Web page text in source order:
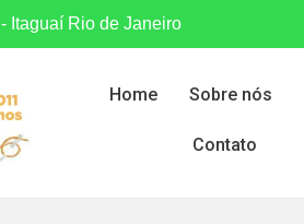
Itaguaí Rio de Janeiro
Home Sobre nós
Contato